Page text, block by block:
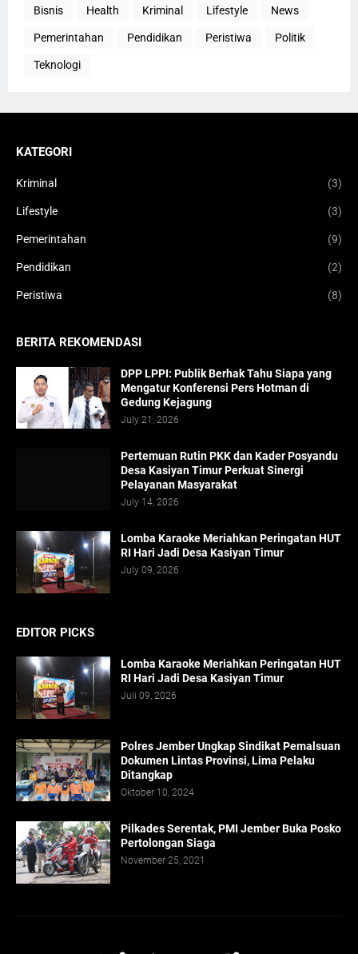
Bisnis Health Kriminal Lifestyle News
Pemerintahan Pendidikan Peristiwa Politik
Teknologi
KATEGORI
Kriminal (3)
Lifestyle (3)
Pemerintahan (9)
Pendidikan (2)
Peristiwa (8)
BERITA REKOMENDASI
DPP LPPI: Publik Berhak Tahu Siapa yang
Mengatur Konferensi Pers Hotman di
Gedung Kejagung
July 21, 2026
Pertemuan Rutin PKK dan Kader Posyandu
Desa Kasiyan Timur Perkuat Sinergi
Pelayanan Masyarakat
July 14, 2026
Lomba Karaoke Meriahkan Peringatan HUT
RI Hari Jadi Desa Kasiyan Timur
July 09, 2026
EDITOR PICKS
Lomba Karaoke Meriahkan Peringatan HUT
RI Hari Jadi Desa Kasiyan Timur
Juli 09, 2026
Polres Jember Ungkap Sindikat Pemalsuan
Dokumen Lintas Provinsi, Lima Pelaku
Ditangkap
Oktober 10, 2024
Pilkades Serentak, PMI Jember Buka Posko
Pertolongan Siaga
November 25, 2021